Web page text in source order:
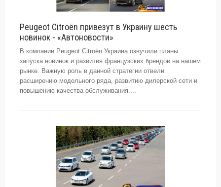
Peugeot Citroёn привезут в Украину шесть
новинок - «Автоновости»
В компании Peugeot Citroёn Украина озвучили планы
запуска новинок и развития французских брендов на нашем
рынке. Важную роль в данной стратегии отвели
расширению модельного ряда, развитию дилерской сети и
повышению качества обслуживания....